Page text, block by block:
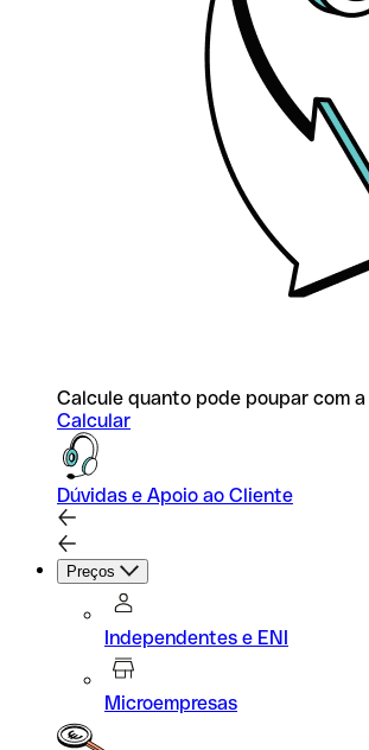
Calcule quanto pode poupar com
Calcular
Dúvidas e Apoio ao Cliente
Preços
Independentes e ENI
Microempresas